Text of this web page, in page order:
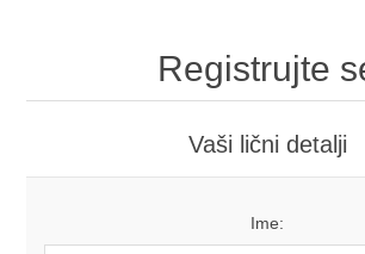
Registrujte
Vaši lični detalji
Ime: